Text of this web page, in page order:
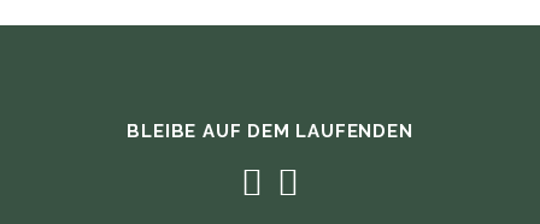
BLEIBE AUF DEM LAUFENDEN